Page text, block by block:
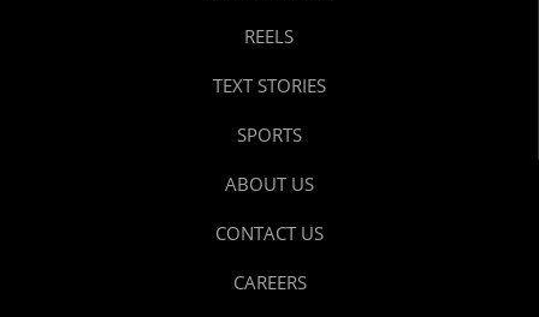
REELS
TEXT STORIES
SPORTS
ABOUT US
CONTACT US
CAREERS